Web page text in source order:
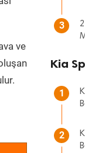
ve
3
Kia
1
2